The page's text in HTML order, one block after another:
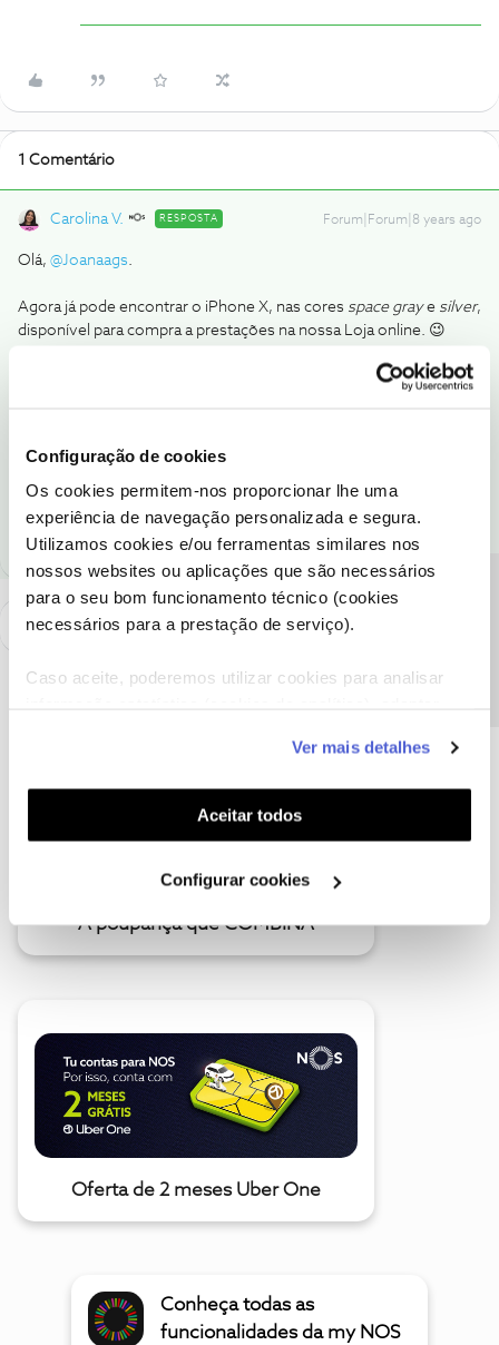
Configuração de cookies
Os cookies permitem-nos proporcionar lhe uma
experiência de navegação personalizada e segura.
Utilizamos cookies e/ou ferramentas similares nos
nossos websites ou aplicações que são necessários
para o seu bom funcionamento técnico (cookies
necessários para a prestação de serviço).
Caso aceite, poderemos utilizar cookies para analisar
funcionalidades (cookies de personalização e
funcionalidade) e adaptar anúncios aos seus interesses
(cookies de publicidade personalizada). Pode gerir a
utilização dos cookies clicando em "Configurar
Ver mais detalhes
Aceitar todos
Configurar cookies
1 Comentário
Carolina V. RESPOSTA Forum|Forum|8 years ago
Olá, @Joanaags.
Agora já pode encontrar o iPhone X, nas cores space graye silver,
disponível para compra a prestações na nossa Loja online. 😉
Como o stock da Loja online é independente do stock de cada
Ajude a comunidade a encontrar informação relevante. Marque
A poupança que COMBINA
Oferta de 2 meses Uber One
Conheça todas as
funcionalidades da my NOS